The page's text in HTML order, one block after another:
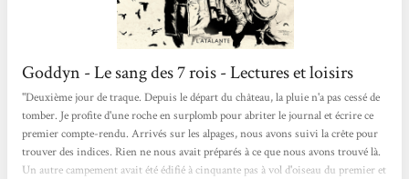
Goddyn - Le sang des 7 rois - Lectures et loisirs
"Deuxième jour de traque. Depuis le départ du château, la pluie n'a pas cessé de
tomber. Je profite d'une roche en surplomb pour abriter le journal et écrire ce
premier compte-rendu. Arrivés sur les alpages, nous avons suivi la crête pour
trouver des indices. Rien ne nous avait préparés à ce que nous avons trouvé là.
Un autre campement avait été édifié à cinquante pas à vol d'oiseau du premier et